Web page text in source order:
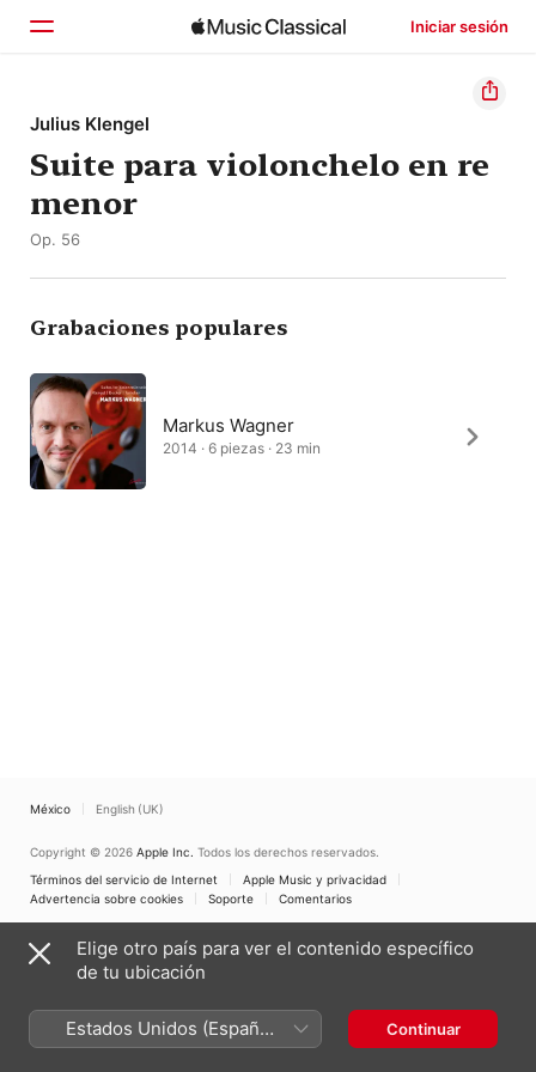
Iniciar sesión
Inicio
Explorar
Buscar
Julius Klengel
Suite para violonchelo en re
menor
Op. 56
Grabaciones populares
Markus Wagner
2014 · 6 piezas · 23 min
México English (UK)
Copyright © 2026 Apple Inc. Todos los derechos reservados.
Términos del servicio de Internet
Apple Music y privacidad
Advertencia sobre cookies
Soporte Comentarios
Elige otro país para ver el contenido específico
de tu ubicación
Estados Unidos (Español
México)
Continuar